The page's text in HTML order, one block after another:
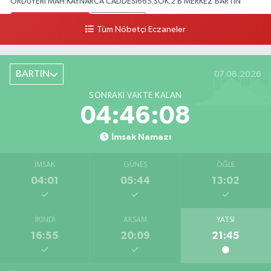
ORDUYERİ MAH.KAYNARCA CADDESİ665.SOK.2 B MERKEZ BARTIN
Şiremirçavuş Mahallesi, Kırıkçı Zeliha Ana Sokak No:20 8 Merkez Bartın
0 (378) 227 85 45
Tüm Nöbetçi Eczaneler
BARTIN 07.08.2026
SONRAKI VAKTE KALAN
04:46:06
İmsak Namazı
İMSAK
04:01
GÜNEŞ
05:44
ÖĞLE
13:02
İKINDI
16:55
AKŞAM
20:09
YATSI
21:45